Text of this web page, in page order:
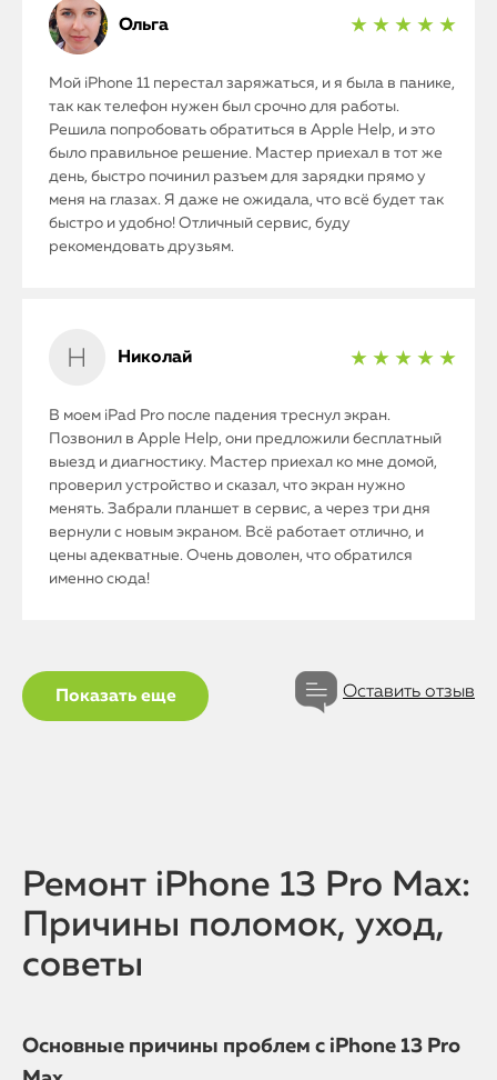
iMac
Mac Mini
О нас
Контакты
Статьи
Ольга ★ ★ ★ ★ ★
Мой iPhone 11 перестал заряжаться, и я была в панике,
так как телефон нужен был срочно для работы.
Решила попробовать обратиться в Apple Help, и это
было правильное решение. Мастер приехал в тот же
день, быстро починил разъем для зарядки прямо у
меня на глазах. Я даже не ожидала, что всё будет так
быстро и удобно! Отличный сервис, буду
рекомендовать друзьям.
Николай ★ ★ ★ ★ ★
В моем iPad Pro после падения треснул экран.
Позвонил в Apple Help, они предложили бесплатный
выезд и диагностику. Мастер приехал ко мне домой,
проверил устройство и сказал, что экран нужно
менять. Забрали планшет в сервис, а через три дня
вернули с новым экраном. Всё работает отлично, и
цены адекватные. Очень доволен, что обратился
именно сюда!
Показать еще Оставить отзыв
Ремонт iPhone 13 Pro Max:
Причины поломок, уход,
советы
Основные причины проблем с iPhone 13 Pro